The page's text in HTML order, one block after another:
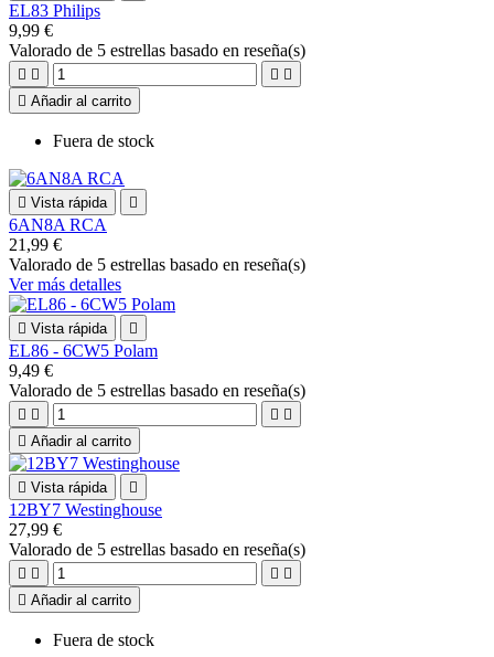
EL83 Philips
9,99 €
Valorado de 5 estrellas basado en reseña(s)
   
 Añadir al carrito
Fuera de stock
 Vista rápida 
6AN8A RCA
21,99 €
Valorado de 5 estrellas basado en reseña(s)
Ver más detalles
 Vista rápida 
EL86 - 6CW5 Polam
9,49 €
Valorado de 5 estrellas basado en reseña(s)
   
 Añadir al carrito
 Vista rápida 
12BY7 Westinghouse
27,99 €
Valorado de 5 estrellas basado en reseña(s)
   
 Añadir al carrito
Fuera de stock